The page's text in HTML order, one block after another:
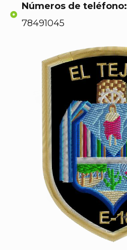
Números de teléfono:
78491045